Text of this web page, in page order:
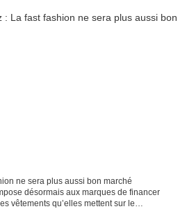
ne sera plus aussi bon marché
désormais aux marques de financer
vêtements qu’elles mettent sur le